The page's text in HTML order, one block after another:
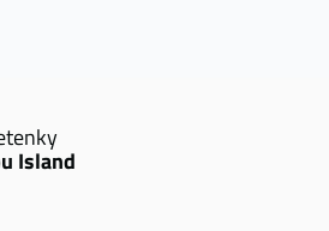
Island